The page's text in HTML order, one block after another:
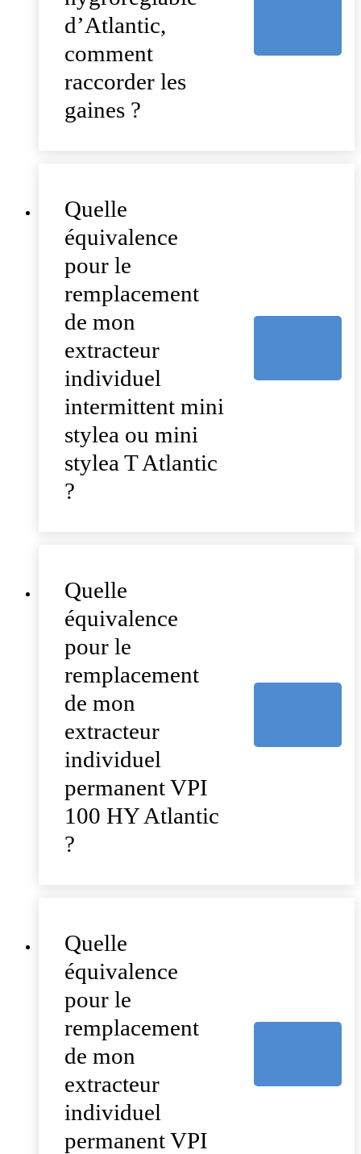
d’Atlantic,
comment
raccorder les
gaines ?
Quelle
équivalence
pour le
remplacement
de mon
extracteur
individuel
intermittent mini
stylea ou mini
stylea T Atlantic
?
Quelle
équivalence
pour le
remplacement
de mon
extracteur
individuel
permanent VPI
100 HY Atlantic
?
Quelle
équivalence
pour le
remplacement
de mon
extracteur
individuel
permanent VPI